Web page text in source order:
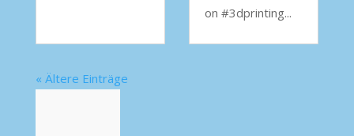
on #3dprinting...
« Ältere Einträge